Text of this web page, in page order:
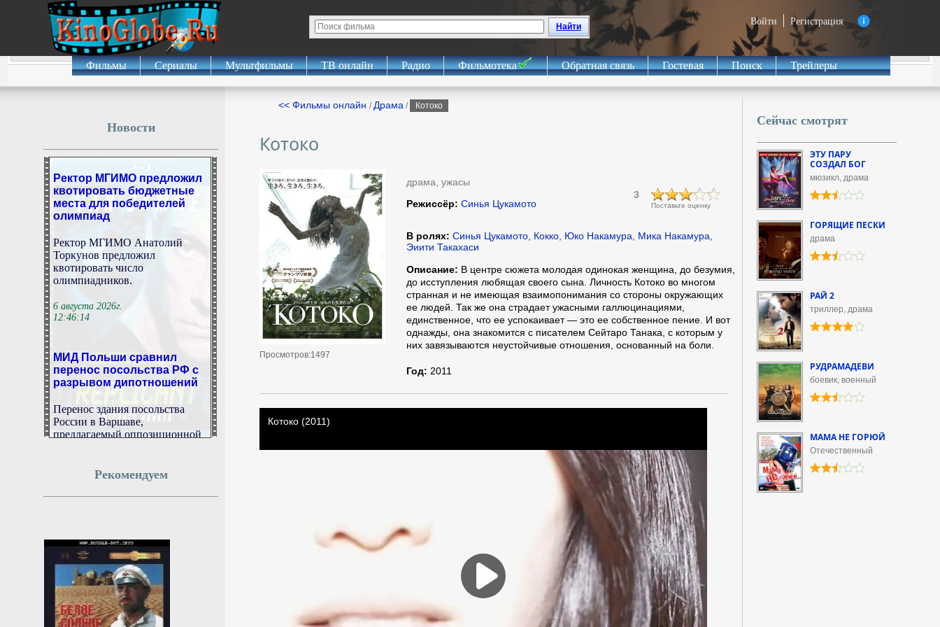
Войти Регистрация
Найти
Фильмы Сериалы Мультфильмы ТВ онлайн Радио Фильмотека Обратная связь Гостевая Поиск Трейлеры
<< Фильмы онлайн / Драма / Котоко
Котоко
Просмотров:1497
драма, ужасы
Поставьте оценку
3
Режиссёр: Синья Цукамото
В ролях: Синья Цукамото, Кокко, Юко Накамура, Мика Накамура,
Эиити Такахаси
Описание: В центре сюжета молодая одинокая женщина, до безумия,
до исступления любящая своего сына. Личность Котоко во многом
странная и не имеющая взаимопонимания со стороны окружающих
ее людей. Так же она страдает ужасными галлюцинациями,
единственное, что ее успокаивает — это ее собственное пение. И вот
однажды, она знакомится с писателем Сейтаро Танака, с которым у
них завязываются неустойчивые отношения, основанный на боли.
Год: 2011
Новости
Ректор МГИМО предложил
квотировать бюджетные
места для победителей
олимпиад
Торкунов предложил
квотировать число
олимпиадников.
12:46:14
перенос посольства РФ с
разрывом дипотношений
России в Варшаве,
предлагаемый оппозиционной
партией «Право и
дипломатических отношений
охарактеризовав данную
инициативу как вредную и
неосуществимую.
6 августа 2026г.
12:45:00
Рекомендуем
Сейчас смотрят
ЭТУ ПАРУ
СОЗДАЛ БОГ
мюзикл, драма
ГОРЯЩИЕ ПЕСКИ
драма
РАЙ 2
триллер, драма
РУДРАМАДЕВИ
боевик, военный
МАМА НЕ ГОРЮЙ
Отечественный